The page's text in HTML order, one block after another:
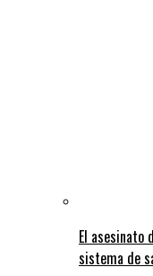
El asesinato
sistema de